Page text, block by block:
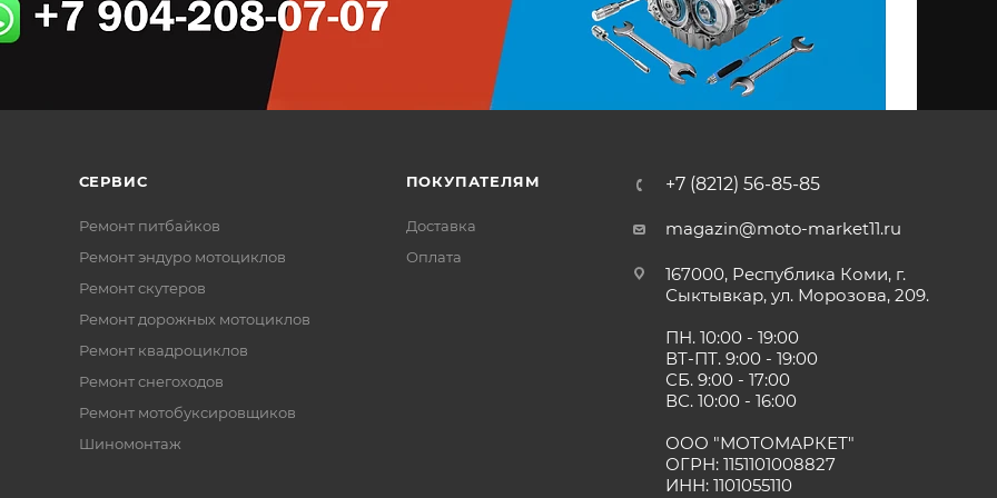
СЕРВИС
Ремонт питбайков
Ремонт эндуро мотоциклов
Ремонт скутеров
Ремонт дорожных мотоциклов
Ремонт квадроциклов
Ремонт снегоходов
Ремонт мотобуксировщиков
Шиномонтаж
ПОКУПАТЕЛЯМ
Доставка
Оплата
+7 (8212) 56-85-85
magazin@moto-market11.ru
167000, Республика Коми, г.
Сыктывкар, ул. Морозова, 209.
ПН. 10:00 - 19:00
ВТ-ПТ. 9:00 - 19:00
СБ. 9:00 - 17:00
ВС. 10:00 - 16:00
ООО "МОТОМАРКЕТ"
ОГРН: 1151101008827
ИНН: 1101055110